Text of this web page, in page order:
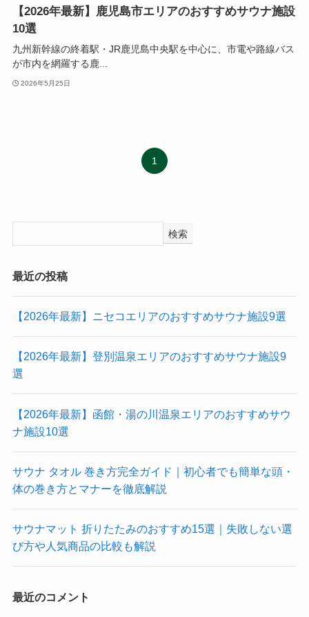
【2026年最新】鹿児島市エリアのおすすめサウナ施設
10選
九州新幹線の終着駅・JR鹿児島中央駅を中心に、市電や路線バス
が市内を網羅する鹿...
2026年5月25日
1
検索
最近の投稿
【2026年最新】ニセコエリアのおすすめサウナ施設9選
【2026年最新】登別温泉エリアのおすすめサウナ施設9
選
【2026年最新】函館・湯の川温泉エリアのおすすめサウ
ナ施設10選
サウナ タオル 巻き方完全ガイド｜初心者でも簡単な頭・
体の巻き方とマナーを徹底解説
サウナマット 折りたたみのおすすめ15選｜失敗しない選
び方や人気商品の比較も解説
最近のコメント